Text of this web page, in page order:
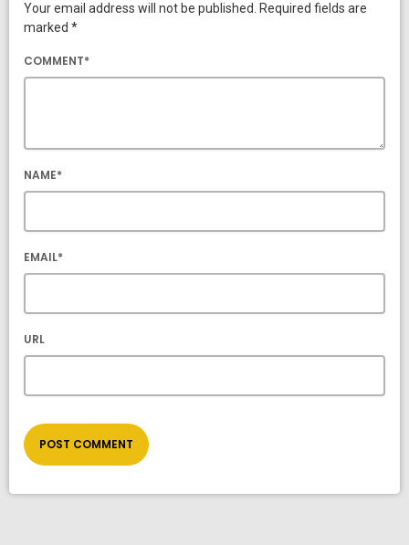
Your email address will not be published. Required fields are
marked *
COMMENT*
NAME*
EMAIL*
URL